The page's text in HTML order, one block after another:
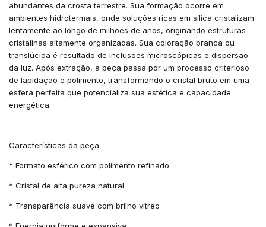
abundantes da crosta terrestre. Sua formação ocorre em
ambientes hidrotermais, onde soluções ricas em sílica cristalizam
lentamente ao longo de milhões de anos, originando estruturas
cristalinas altamente organizadas. Sua coloração branca ou
translúcida é resultado de inclusões microscópicas e dispersão
da luz. Após extração, a peça passa por um processo criterioso
de lapidação e polimento, transformando o cristal bruto em uma
esfera perfeita que potencializa sua estética e capacidade
energética.
Características da peça:
* Formato esférico com polimento refinado
* Cristal de alta pureza natural
* Transparência suave com brilho vítreo